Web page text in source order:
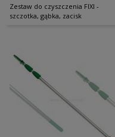
Zestaw do czyszczenia FIXI -
szczotka, gąbka, zacisk